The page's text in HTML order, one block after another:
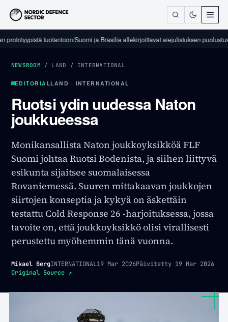
tuotantoon/Suomi ja Brasilia allekirjoittavat aiejulistuksen puolustusalan
NEWSROOM / LAND / INTERNATIONAL
EDITORIALLAND · INTERNATIONAL
Ruotsi ydin uudessa Naton
joukkueessa
Monikansallista Naton joukkoyksikköä FLF
Suomi johtaa Ruotsi Bodenista, ja siihen liittyvä
esikunta sijaitsee suomalaisessa
Rovaniemessä. Suuren mittakaavan joukkojen
siirtojen konseptia ja kykyä on äskettäin
testattu Cold Response 26 -harjoituksessa, jossa
tavoite on, että joukkoyksikkö olisi virallisesti
perustettu myöhemmin tänä vuonna.
Mikael BergINTERNATIONAL19 Mar 2026Päivitetty 19 Mar 2026
Original Source ↗